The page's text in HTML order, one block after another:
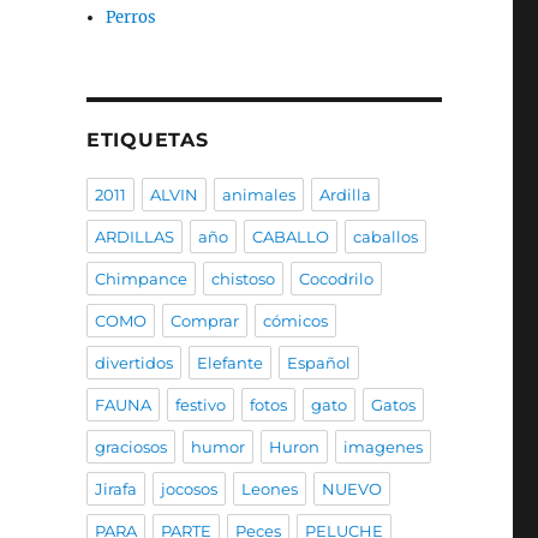
Perros
ETIQUETAS
2011 ALVIN animales Ardilla
ARDILLAS año CABALLO caballos
Chimpance chistoso Cocodrilo
COMO Comprar cómicos
divertidos Elefante Español
FAUNA festivo fotos gato Gatos
graciosos humor Huron imagenes
Jirafa jocosos Leones NUEVO
PARA PARTE Peces PELUCHE